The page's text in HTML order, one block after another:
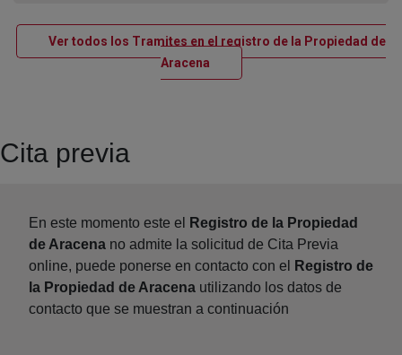
Ver todos los Tramites en el registro de la Propiedad de
AracenaVentana nueva
Cita previa
En este momento este el
Registro de la Propiedad
de Aracena no admite la solicitud de Cita Previa
online, puede ponerse en contacto con el
Registro de
la Propiedad de Aracena utilizando los datos de
contacto que se muestran a continuación